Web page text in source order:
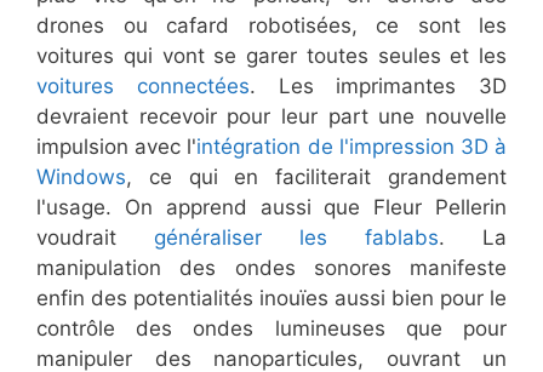
drones ou cafard robotisées, ce sont les
voitures qui vont se garer toutes seules et les
voitures connectées. Les imprimantes 3D
devraient recevoir pour leur part une nouvelle
impulsion avec l'intégration de l'impression 3D à
Windows, ce qui en faciliterait grandement
l'usage. On apprend aussi que Fleur Pellerin
voudrait généraliser les fablabs. La
manipulation des ondes sonores manifeste
enfin des potentialités inouïes aussi bien pour le
contrôle des ondes lumineuses que pour
manipuler des nanoparticules, ouvrant un